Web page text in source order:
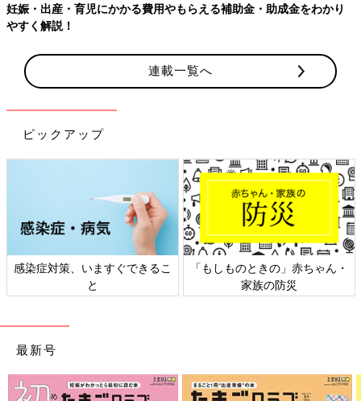
やもらえる補助金・助成金をわかり
連載一覧へ
ピックアップ
きるこ
「もしものときの」赤ちゃん・
日本外来小児科学会リ
ト検討会
最新号